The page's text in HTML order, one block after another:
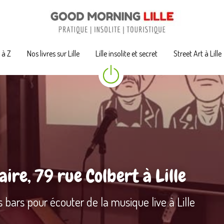
Z Nos livres sur Lille Lille insolite et secret Street Art à Lille
Z Nos livres sur Lille Lille insolite et secret Street Art à Lille
79 rue Colbert à Lille
bars pour écouter de la musique live à Lille